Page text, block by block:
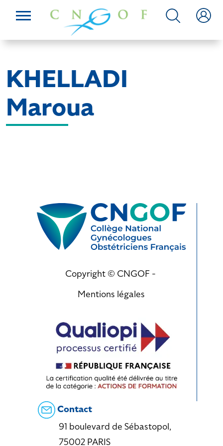
KHELLADI
Maroua
Copyright © CNGOF -
Mentions légales
Contact
91 boulevard de Sébastopol,
75002 PARIS